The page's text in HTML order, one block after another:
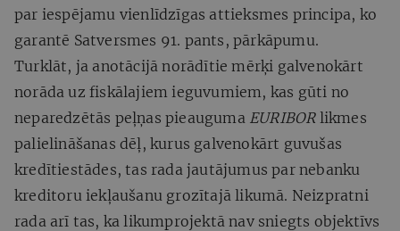
par iespējamu vienlīdzīgas attieksmes principa, ko
garantē Satversmes 91. pants, pārkāpumu.
Turklāt, ja anotācijā norādītie mērķi galvenokārt
norāda uz fiskālajiem ieguvumiem, kas gūti no
neparedzētās peļņas pieauguma EURIBORlikmes
palielināšanas dēļ, kurus galvenokārt guvušas
kredītiestādes, tas rada jautājumus par nebanku
kreditoru iekļaušanu grozītajā likumā. Neizpratni
rada arī tas, ka likumprojektā nav sniegts objektīvs